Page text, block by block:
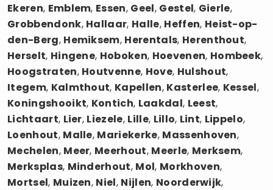
Ekeren, Emblem, Essen, Geel, Gestel, Gierle,
Grobbendonk, Hallaar, Halle, Heffen, Heist-op-
den-Berg, Hemiksem, Herentals, Herenthout,
Herselt, Hingene, Hoboken, Hoevenen, Hombeek,
Hoogstraten, Houtvenne, Hove, Hulshout,
Itegem, Kalmthout, Kapellen, Kasterlee, Kessel,
Koningshooikt, Kontich, Laakdal, Leest,
Lichtaart, Lier, Liezele, Lille, Lillo, Lint, Lippelo,
Loenhout, Malle, Mariekerke, Massenhoven,
Mechelen, Meer, Meerhout, Meerle, Merksem,
Merksplas, Minderhout, Mol, Morkhoven,
Mortsel, Muizen, Niel, Nijlen, Noorderwijk,